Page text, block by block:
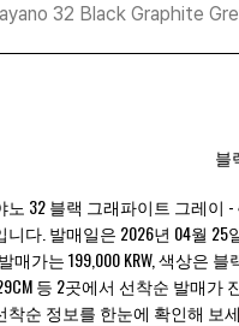
32 Black Graphite
블
노 32 블랙 그래파이트 그레이 -
니다. 발매일은 2026년 04월 25
발매가는 199,000 KRW, 색상은
등 2곳에서 선착순 발매가
착순 정보를 한눈에 확인해 보